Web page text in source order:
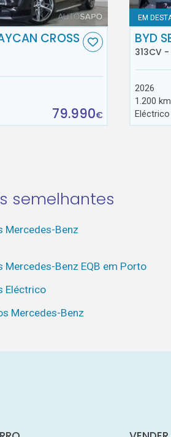
CROSS
79.990€
EM
BYD
313CV -
2026
1.200 km
Eléctrico
semelhantes
Mercedes-Benz
Mercedes-Benz EQB em Porto
Eléctrico
Mercedes-Benz